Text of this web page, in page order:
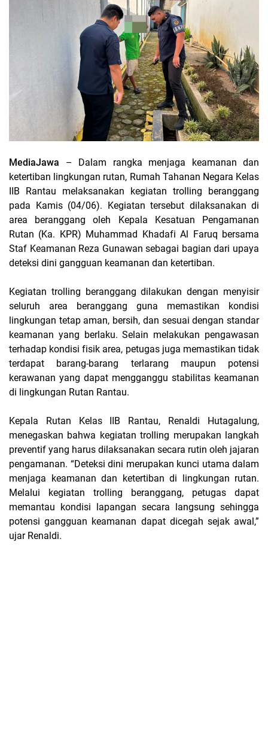
MediaJawa – Dalam rangka menjaga keamanan dan
ketertiban lingkungan rutan, Rumah Tahanan Negara Kelas
IIB Rantau melaksanakan kegiatan trolling beranggang
pada Kamis (04/06). Kegiatan tersebut dilaksanakan di
area beranggang oleh Kepala Kesatuan Pengamanan
Rutan (Ka. KPR) Muhammad Khadafi Al Faruq bersama
Staf Keamanan Reza Gunawan sebagai bagian dari upaya
deteksi dini gangguan keamanan dan ketertiban.
Kegiatan trolling beranggang dilakukan dengan menyisir
seluruh area beranggang guna memastikan kondisi
lingkungan tetap aman, bersih, dan sesuai dengan standar
keamanan yang berlaku. Selain melakukan pengawasan
terhadap kondisi fisik area, petugas juga memastikan tidak
terdapat barang-barang terlarang maupun potensi
kerawanan yang dapat mengganggu stabilitas keamanan
di lingkungan Rutan Rantau.
Kepala Rutan Kelas IIB Rantau, Renaldi Hutagalung,
menegaskan bahwa kegiatan trolling merupakan langkah
preventif yang harus dilaksanakan secara rutin oleh jajaran
pengamanan. “Deteksi dini merupakan kunci utama dalam
menjaga keamanan dan ketertiban di lingkungan rutan.
Melalui kegiatan trolling beranggang, petugas dapat
memantau kondisi lapangan secara langsung sehingga
potensi gangguan keamanan dapat dicegah sejak awal,”
ujar Renaldi.